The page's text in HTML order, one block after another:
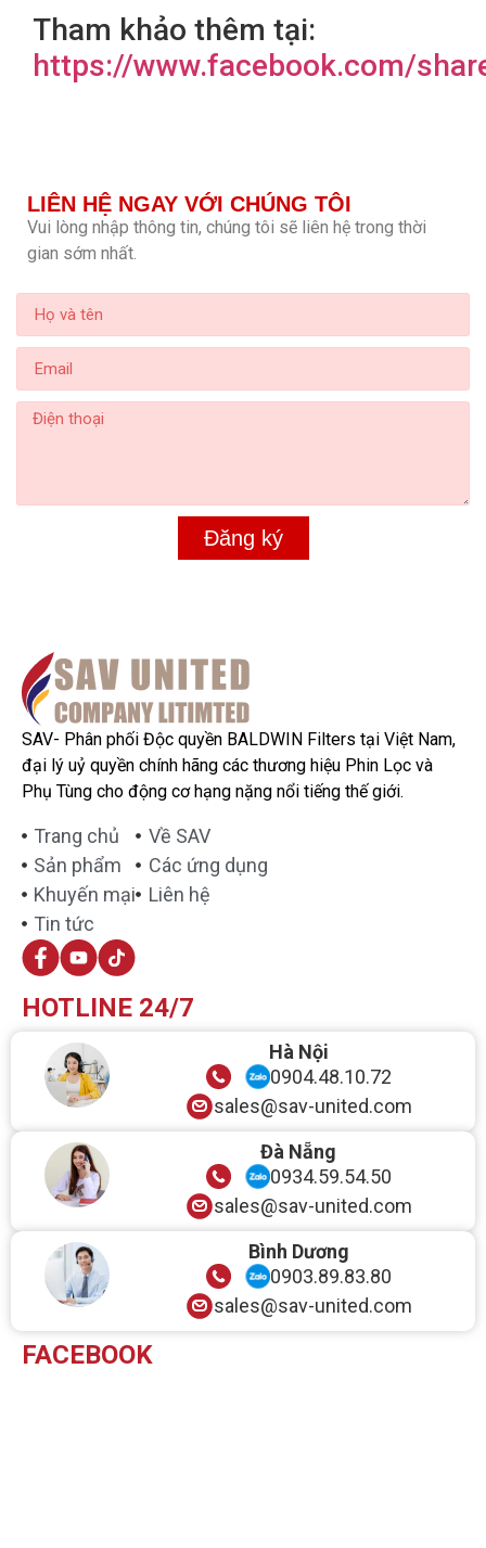
Tham khảo thêm tại:
https://www.facebook.com/
LIÊN HỆ NGAY VỚI CHÚNG TÔI
Vui lòng nhập thông tin, chúng tôi sẽ liên hệ trong thời
gian sớm nhất.
Đăng ký
SAV- Phân phối Độc quyền BALDWIN Filters tại Việt Nam,
đại lý uỷ quyền chính hãng các thương hiệu Phin Lọc và
Phụ Tùng cho động cơ hạng nặng nổi tiếng thế giới.
Trang chủ
Sản phẩm
Khuyến mại
Tin tức
Về SAV
Các ứng dụng
Liên hệ
HOTLINE 24/7
Hà Nội
0904.48.10.72
sales@sav-united.com
Đà Nẵng
0934.59.54.50
sales@sav-united.com
Bình Dương
0903.89.83.80
sales@sav-united.com
FACEBOOK